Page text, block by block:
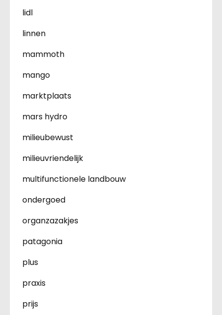
lidl
linnen
mammoth
mango
marktplaats
mars hydro
milieubewust
milieuvriendelijk
multifunctionele landbouw
ondergoed
organzazakjes
patagonia
plus
praxis
prijs